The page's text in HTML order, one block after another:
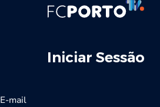
Iniciar Sessão
E-mail